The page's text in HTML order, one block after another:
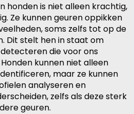
honden is niet alleen krachtig,
Ze kunnen geuren oppikken
soms zelfs tot op de
Dit stelt hen in staat om
die voor ons
kunnen niet alleen
maar ze kunnen
analyseren en
zelfs als deze sterk
geuren.